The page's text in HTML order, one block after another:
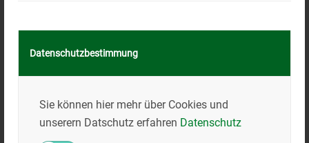
Datenschutzbestimmung
Sie können hier mehr über Cookies und
unserern Datschutz erfahren Datenschutz